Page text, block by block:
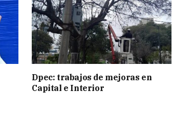
Dpec: trabajos de mejoras en
Capital e Interior